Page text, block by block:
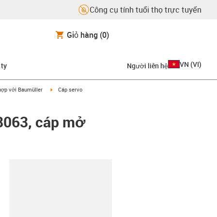
Công cụ tính tuổi thọ trực tuyến
Giỏ hàng (0)
ty Người liên hệ VN (VI)
arrow-right
với Baumüller igus-icon-arrow-right
Cáp servo
cáp mở